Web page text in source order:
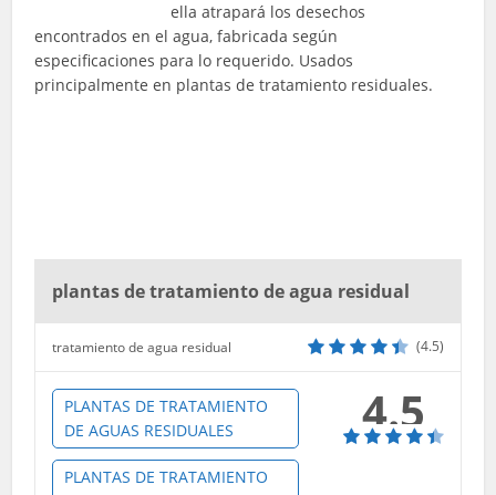
ella atrapará los desechos
encontrados en el agua, fabricada según
especificaciones para lo requerido. Usados
principalmente en plantas de tratamiento residuales.
plantas de tratamiento de agua residual
tratamiento de agua residual (4.5)
4.5
PLANTAS DE TRATAMIENTO
DE AGUAS RESIDUALES
PLANTAS DE TRATAMIENTO